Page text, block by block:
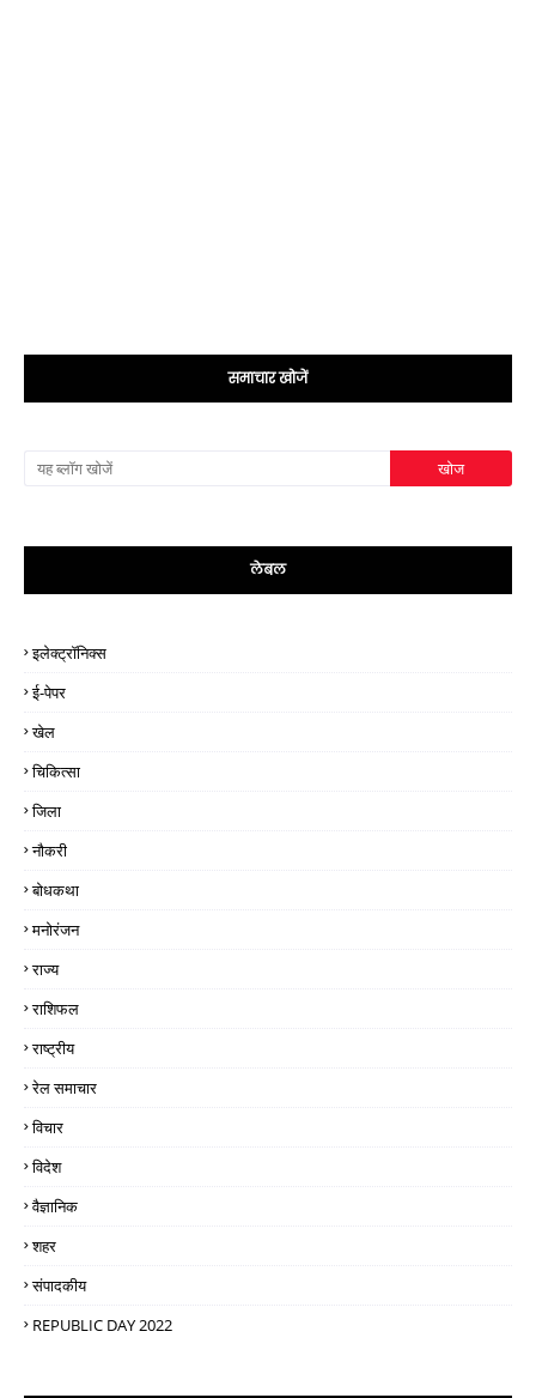
समाचार खोजें
लेबल
इलेक्ट्रॉनिक्स
ई-पेपर
खेल
चिकित्सा
जिला
नौकरी
बोधकथा
मनोरंजन
राज्य
राशिफल
राष्ट्रीय
रेल समाचार
विचार
विदेश
वैज्ञानिक
शहर
संपादकीय
REPUBLIC DAY 2022